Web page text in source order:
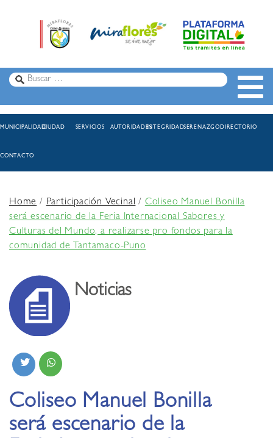
MUNICIPALIDADCIUDAD SERVICIOS AUTORIDADESINTEGRIDADSERENAZGODIRECTORIO
CONTACTO
Home/Participación Vecinal/Coliseo Manuel Bonilla
será escenario de la Feria Internacional Sabores y
Culturas del Mundo, a realizarse pro fondos para la
comunidad de Tantamaco-Puno
Noticias
Coliseo Manuel Bonilla
será escenario de la